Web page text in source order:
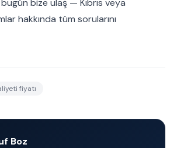
bize ulaş — Kıbrıs veya
hakkında tüm sorularını
fiyatı
Boz